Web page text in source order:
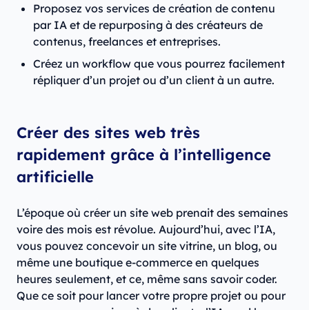
Proposez vos services de création de contenu
par IA et de repurposing à des créateurs de
contenus, freelances et entreprises.
Créez un workflow que vous pourrez facilement
répliquer d’un projet ou d’un client à un autre.
Créer des sites web très
rapidement grâce à l’intelligence
artificielle
L’époque où créer un site web prenait des semaines
voire des mois est révolue. Aujourd’hui, avec l’IA,
vous pouvez concevoir un site vitrine, un blog, ou
même une boutique e-commerce en quelques
heures seulement, et ce, même sans savoir coder.
Que ce soit pour lancer votre propre projet ou pour